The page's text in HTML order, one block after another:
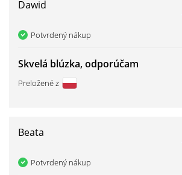
Dawid
Potvrdený nákup
Skvelá blúzka, odporúčam
Preložené z
Beata
Potvrdený nákup